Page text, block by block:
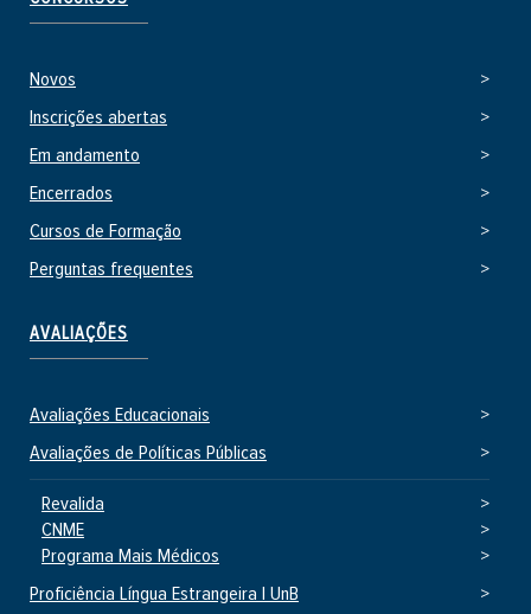
Novos
Inscrições abertas
Em andamento
Encerrados
Cursos de Formação
Perguntas frequentes
AVALIAÇÕES
Avaliações Educacionais
Avaliações de Políticas Públicas
Revalida
CNME
Programa Mais Médicos
Proficiência Língua Estrangeira | UnB